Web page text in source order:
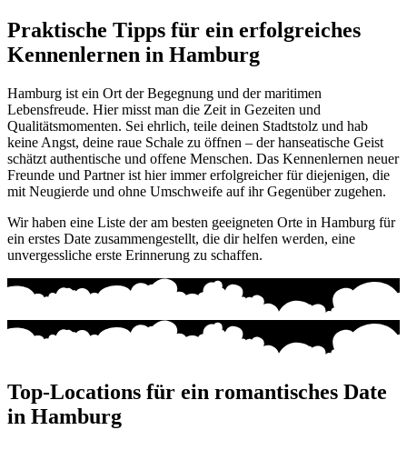
Praktische Tipps für ein erfolgreiches
Kennenlernen in Hamburg
Hamburg ist ein Ort der Begegnung und der maritimen
Lebensfreude. Hier misst man die Zeit in Gezeiten und
Qualitätsmomenten. Sei ehrlich, teile deinen Stadtstolz und hab
keine Angst, deine raue Schale zu öffnen – der hanseatische Geist
schätzt authentische und offene Menschen. Das Kennenlernen neuer
Freunde und Partner ist hier immer erfolgreicher für diejenigen, die
mit Neugierde und ohne Umschweife auf ihr Gegenüber zugehen.
Wir haben eine Liste der am besten geeigneten Orte in Hamburg für
ein erstes Date zusammengestellt, die dir helfen werden, eine
unvergessliche erste Erinnerung zu schaffen.
Top-Locations für ein romantisches Date
in Hamburg